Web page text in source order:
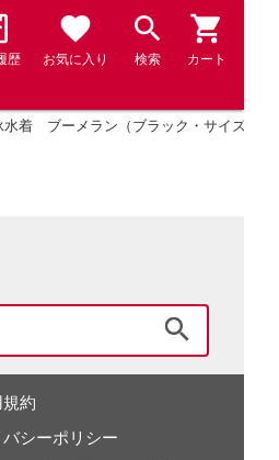
歴 お気に入り 検索 カート
着 ブーメラン（ブラック・サイズ：S
規約
バシーポリシー